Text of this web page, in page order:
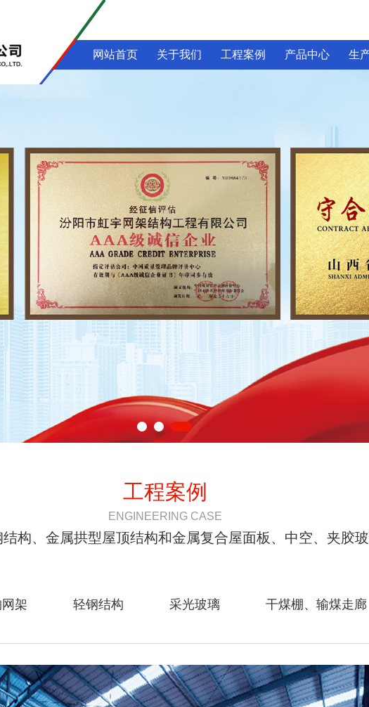
网站首页 关于我们 工程案例 产品中心 生
工程案例
ENGINEERING CASE
构、金属拱型屋顶结构和金属复合屋面板、中空、夹胶
架 轻钢结构 采光玻璃 干煤棚、输煤走廊